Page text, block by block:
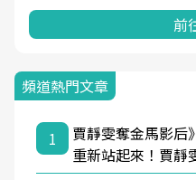
前
頻道熱門文章
1
賈靜雯奪金馬影
重新站起來！賈靜